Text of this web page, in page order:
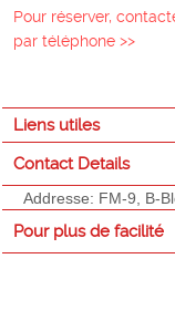
Pour réserver,
par téléphone >>
Liens utiles
Contact Details
Addresse: FM-9, B-
Pour plus de facilité